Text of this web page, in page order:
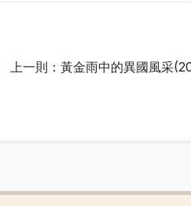
上一則：黃金雨中的異國風采